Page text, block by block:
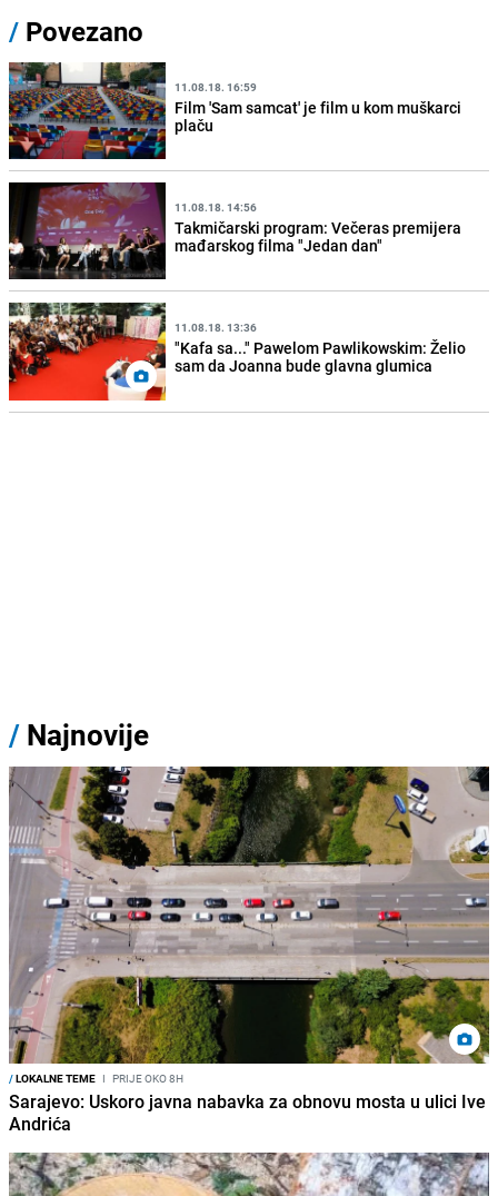
/ Povezano
11.08.18. 16:59
Film 'Sam samcat' je film u kom muškarci
plaču
11.08.18. 14:56
Takmičarski program: Večeras premijera
mađarskog filma "Jedan dan"
11.08.18. 13:36
"Kafa sa..." Pawelom Pawlikowskim: Želio
sam da Joanna bude glavna glumica
/ Najnovije
/LOKALNE TEME I PRIJE OKO 8H
Sarajevo: Uskoro javna nabavka za obnovu mosta u ulici Ive
Andrića